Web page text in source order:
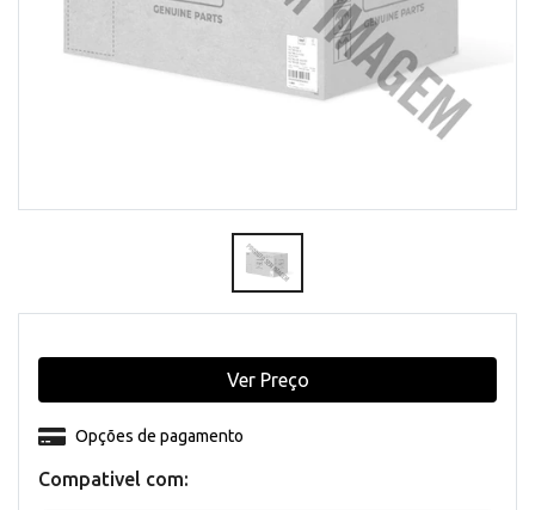
Compativel com:
Opções de pagamento
Ver Preço